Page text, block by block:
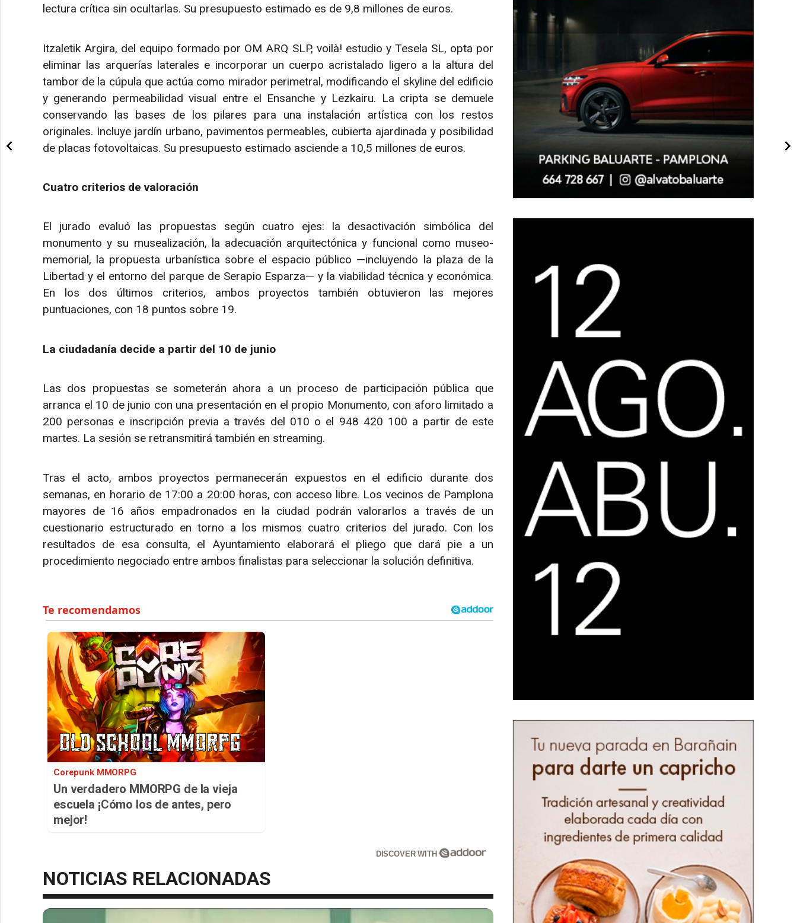
lectura crítica sin ocultarlas. Su presupuesto estimado es de 9,8 millones de euros.
Itzaletik Argira, del equipo formado por OM ARQ SLP, voilà! estudio y Tesela SL, opta por
eliminar las arquerías laterales e incorporar un cuerpo acristalado ligero a la altura del
tambor de la cúpula que actúa como mirador perimetral, modificando el skyline del edificio
y generando permeabilidad visual entre el Ensanche y Lezkairu. La cripta se demuele
conservando las bases de los pilares para una instalación artística con los restos
originales. Incluye jardín urbano, pavimentos permeables, cubierta ajardinada y posibilidad
de placas fotovoltaicas. Su presupuesto estimado asciende a 10,5 millones de euros.
Cuatro criterios de valoración
El jurado evaluó las propuestas según cuatro ejes: la desactivación simbólica del
monumento y su musealización, la adecuación arquitectónica y funcional como museo-
memorial, la propuesta urbanística sobre el espacio público —incluyendo la plaza de la
Libertad y el entorno del parque de Serapio Esparza— y la viabilidad técnica y económica.
En los dos últimos criterios, ambos proyectos también obtuvieron las mejores
puntuaciones, con 18 puntos sobre 19.
La ciudadanía decide a partir del 10 de junio
Las dos propuestas se someterán ahora a un proceso de participación pública que
arranca el 10 de junio con una presentación en el propio Monumento, con aforo limitado a
200 personas e inscripción previa a través del 010 o el 948 420 100 a partir de este
martes. La sesión se retransmitirá también en streaming.
Tras el acto, ambos proyectos permanecerán expuestos en el edificio durante dos
semanas, en horario de 17:00 a 20:00 horas, con acceso libre. Los vecinos de Pamplona
mayores de 16 años empadronados en la ciudad podrán valorarlos a través de un
cuestionario estructurado en torno a los mismos cuatro criterios del jurado. Con los
resultados de esa consulta, el Ayuntamiento elaborará el pliego que dará pie a un
procedimiento negociado entre ambos finalistas para seleccionar la solución definitiva.
Corepunk MMORPG
Un verdadero MMORPG de la vieja
escuela ¡Cómo los de antes, pero
mejor!
DISCOVER WITH
NOTICIAS RELACIONADAS